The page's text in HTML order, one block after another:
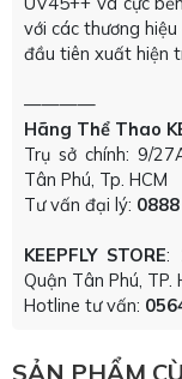
với các thương
đầu tiên xuất hiện
————
Hãng Thể Thao
Trụ sở chính: 9/
Tân Phú, Tp. HCM
Tư vấn đại lý:
KEEPFLY STORE:
Quận Tân Phú, TP.
Hotline tư vấn:
SẢN PHẨM